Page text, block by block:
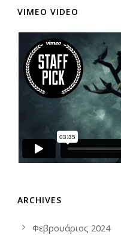
Ελ
VIMEO VIDEO
ARCHIVES
Φεβρουάριος 2024